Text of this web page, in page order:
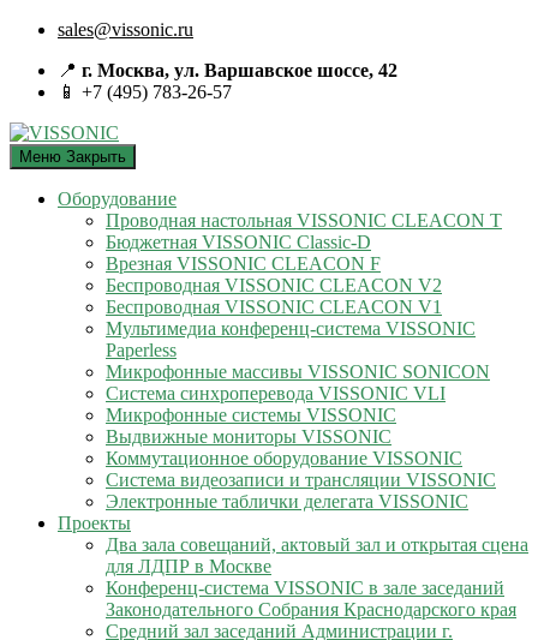
sales@vissonic.ru
📍 г. Москва, ул. Варшавское шоссе, 42
📱 +7 (495) 783-26-57
Меню Закрыть
Оборудование
Проводная настольная VISSONIC CLEACON T
Бюджетная VISSONIC Classic-D
Врезная VISSONIC CLEACON F
Беспроводная VISSONIC CLEACON V2
Беспроводная VISSONIC CLEACON V1
Мультимедиа конференц-система VISSONIC
Paperless
Микрофонные массивы VISSONIC SONICON
Система синхроперевода VISSONIC VLI
Микрофонные системы VISSONIC
Выдвижные мониторы VISSONIC
Коммутационное оборудование VISSONIC
Система видеозаписи и трансляции VISSONIC
Электронные таблички делегата VISSONIC
Проекты
Два зала совещаний, актовый зал и открытая сцена
для ЛДПР в Москве
Конференц-система VISSONIC в зале заседаний
Законодательного Собрания Краснодарского края
Средний зал заседаний Администрации г.